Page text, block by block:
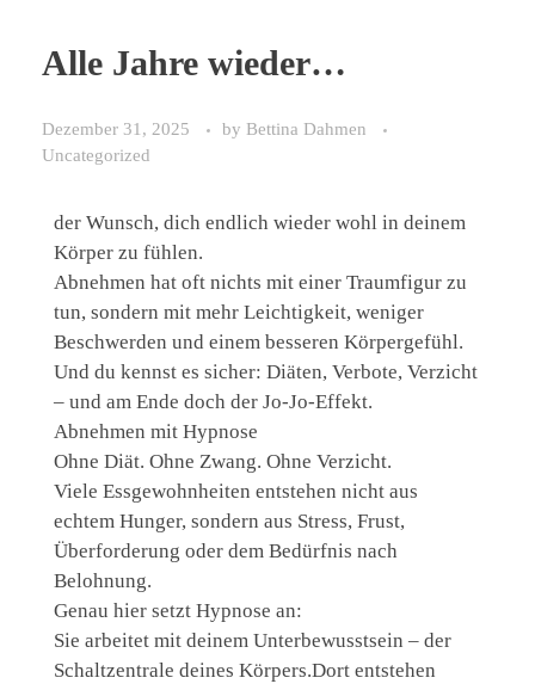
Alle Jahre wieder…
Dezember 31, 2025 by Bettina Dahmen
Uncategorized
der Wunsch, dich endlich wieder wohl in deinem
Körper zu fühlen.
Abnehmen hat oft nichts mit einer Traumfigur zu
tun, sondern mit mehr Leichtigkeit, weniger
Beschwerden und einem besseren Körpergefühl.
Und du kennst es sicher: Diäten, Verbote, Verzicht
– und am Ende doch der Jo-Jo-Effekt.
Abnehmen mit Hypnose
Ohne Diät. Ohne Zwang. Ohne Verzicht.
Viele Essgewohnheiten entstehen nicht aus
echtem Hunger, sondern aus Stress, Frust,
Überforderung oder dem Bedürfnis nach
Belohnung.
Genau hier setzt Hypnose an:
Sie arbeitet mit deinem Unterbewusstsein – der
Schaltzentrale deines Körpers.Dort entstehen